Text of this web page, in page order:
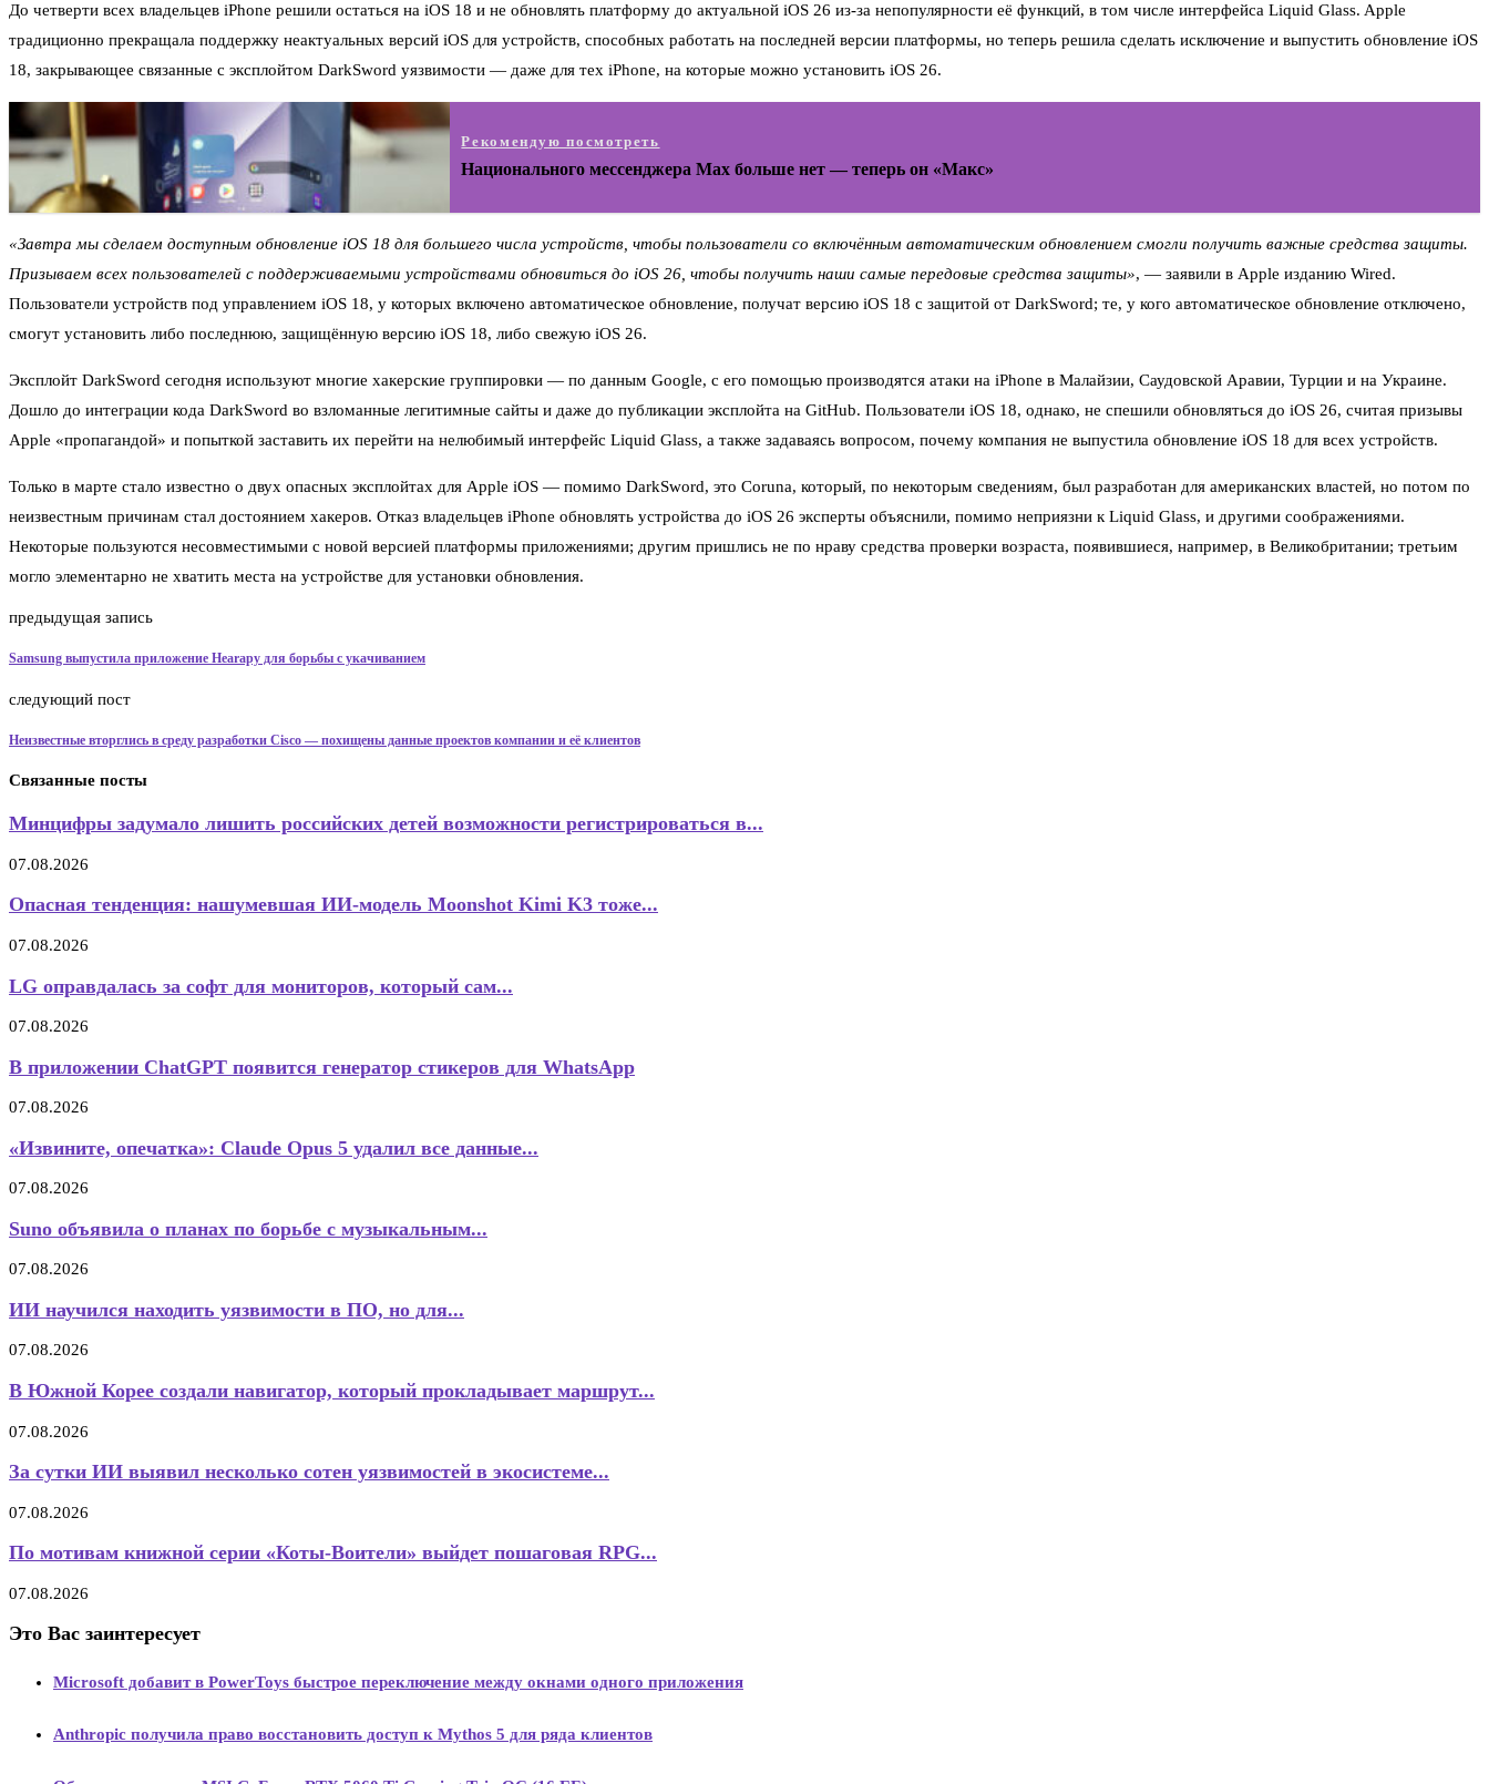
До четверти всех владельцев iPhone решили остаться на iOS 18 и не обновлять платформу до актуальной iOS 26 из-за непопулярности её функций, в том числе интерфейса Liquid Glass. Apple
традиционно прекращала поддержку неактуальных версий iOS для устройств, способных работать на последней версии платформы, но теперь решила сделать исключение и выпустить обновление iOS
18, закрывающее связанные с эксплойтом DarkSword уязвимости — даже для тех iPhone, на которые можно установить iOS 26.
Рекомендую посмотреть
Национального мессенджера Max больше нет — теперь он «Макс»
«Завтра мы сделаем доступным обновление iOS 18 для большего числа устройств, чтобы пользователи со включённым автоматическим обновлением смогли получить важные средства защиты.
Призываем всех пользователей с поддерживаемыми устройствами обновиться до iOS 26, чтобы получить наши самые передовые средства защиты», — заявили в Apple изданию Wired.
Пользователи устройств под управлением iOS 18, у которых включено автоматическое обновление, получат версию iOS 18 с защитой от DarkSword; те, у кого автоматическое обновление отключено,
смогут установить либо последнюю, защищённую версию iOS 18, либо свежую iOS 26.
Эксплойт DarkSword сегодня используют многие хакерские группировки — по данным Google, с его помощью производятся атаки на iPhone в Малайзии, Саудовской Аравии, Турции и на Украине.
Дошло до интеграции кода DarkSword во взломанные легитимные сайты и даже до публикации эксплойта на GitHub. Пользователи iOS 18, однако, не спешили обновляться до iOS 26, считая призывы
Apple «пропагандой» и попыткой заставить их перейти на нелюбимый интерфейс Liquid Glass, а также задаваясь вопросом, почему компания не выпустила обновление iOS 18 для всех устройств.
Только в марте стало известно о двух опасных эксплойтах для Apple iOS — помимо DarkSword, это Coruna, который, по некоторым сведениям, был разработан для американских властей, но потом по
неизвестным причинам стал достоянием хакеров. Отказ владельцев iPhone обновлять устройства до iOS 26 эксперты объяснили, помимо неприязни к Liquid Glass, и другими соображениями.
Некоторые пользуются несовместимыми с новой версией платформы приложениями; другим пришлись не по нраву средства проверки возраста, появившиеся, например, в Великобритании; третьим
могло элементарно не хватить места на устройстве для установки обновления.
предыдущая запись
Samsung выпустила приложение Hearapy для борьбы с укачиванием
следующий пост
Неизвестные вторглись в среду разработки Cisco — похищены данные проектов компании и её клиентов
Связанные посты
Минцифры задумало лишить российских детей возможности регистрироваться в...
07.08.2026
Опасная тенденция: нашумевшая ИИ-модель Moonshot Kimi K3 тоже...
07.08.2026
LG оправдалась за софт для мониторов, который сам...
07.08.2026
В приложении ChatGPT появится генератор стикеров для WhatsApp
07.08.2026
«Извините, опечатка»: Claude Opus 5 удалил все данные...
07.08.2026
Suno объявила о планах по борьбе с музыкальным...
07.08.2026
ИИ научился находить уязвимости в ПО, но для...
07.08.2026
В Южной Корее создали навигатор, который прокладывает маршрут...
07.08.2026
За сутки ИИ выявил несколько сотен уязвимостей в экосистеме...
07.08.2026
По мотивам книжной серии «Коты-Воители» выйдет пошаговая RPG...
07.08.2026
Это Вас заинтересует
Microsoft добавит в PowerToys быстрое переключение между окнами одного приложения
Anthropic получила право восстановить доступ к Mythos 5 для ряда клиентов